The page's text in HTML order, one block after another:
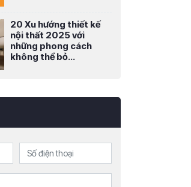
20 Xu hướng thiết kế
nội thất 2025 với
những phong cách
không thể bỏ...